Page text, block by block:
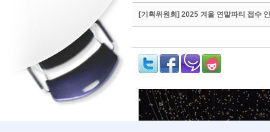
[기획위원회] 2025 겨울 연말파티 접수